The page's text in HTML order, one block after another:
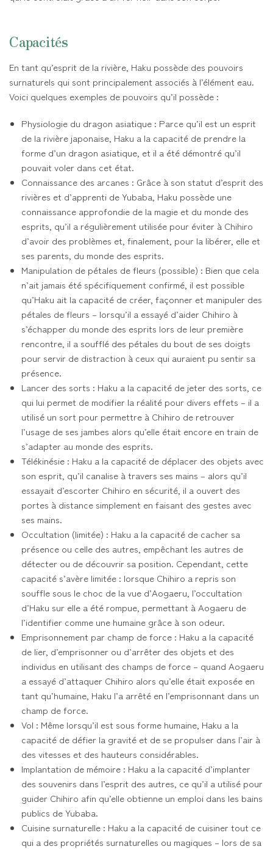
Capacités
En tant qu’esprit de la rivière, Haku possède des pouvoirs
surnaturels qui sont principalement associés à l’élément eau.
Voici quelques exemples de pouvoirs qu’il possède :
Physiologie du dragon asiatique : Parce qu’il est un esprit
de la rivière japonaise, Haku a la capacité de prendre la
forme d’un dragon asiatique, et il a été démontré qu’il
pouvait voler dans cet état.
Connaissance des arcanes : Grâce à son statut d’esprit des
rivières et d’apprenti de Yubaba, Haku possède une
connaissance approfondie de la magie et du monde des
esprits, qu’il a régulièrement utilisée pour éviter à Chihiro
d’avoir des problèmes et, finalement, pour la libérer, elle et
ses parents, du monde des esprits.
Manipulation de pétales de fleurs (possible) : Bien que cela
n’ait jamais été spécifiquement confirmé, il est possible
qu’Haku ait la capacité de créer, façonner et manipuler des
pétales de fleurs – lorsqu’il a essayé d’aider Chihiro à
s’échapper du monde des esprits lors de leur première
rencontre, il a soufflé des pétales du bout de ses doigts
pour servir de distraction à ceux qui auraient pu sentir sa
présence.
Lancer des sorts : Haku a la capacité de jeter des sorts, ce
qui lui permet de modifier la réalité pour divers effets – il a
utilisé un sort pour permettre à Chihiro de retrouver
l’usage de ses jambes alors qu’elle était encore en train de
s’adapter au monde des esprits.
Télékinésie : Haku a la capacité de déplacer des objets avec
son esprit, qu’il canalise à travers ses mains – alors qu’il
essayait d’escorter Chihiro en sécurité, il a ouvert des
portes à distance simplement en faisant des gestes avec
ses mains.
Occultation (limitée) : Haku a la capacité de cacher sa
présence ou celle des autres, empêchant les autres de
détecter ou de découvrir sa position. Cependant, cette
capacité s’avère limitée : lorsque Chihiro a repris son
souffle sous le choc de la vue d’Aogaeru, l’occultation
d’Haku sur elle a été rompue, permettant à Aogaeru de
l’identifier comme une humaine grâce à son odeur.
Emprisonnement par champ de force : Haku a la capacité
de lier, d’emprisonner ou d’arrêter des objets et des
individus en utilisant des champs de force – quand Aogaeru
a essayé d’attaquer Chihiro alors qu’elle était exposée en
tant qu’humaine, Haku l’a arrêté en l’emprisonnant dans un
champ de force.
Vol : Même lorsqu’il est sous forme humaine, Haku a la
capacité de défier la gravité et de se propulser dans l’air à
des vitesses et des hauteurs considérables.
Implantation de mémoire : Haku a la capacité d’implanter
des souvenirs dans l’esprit des autres, ce qu’il a utilisé pour
guider Chihiro afin qu’elle obtienne un emploi dans les bains
publics de Yubaba.
Cuisine surnaturelle : Haku a la capacité de cuisiner tout ce
qui a des propriétés surnaturelles ou magiques – lors de sa